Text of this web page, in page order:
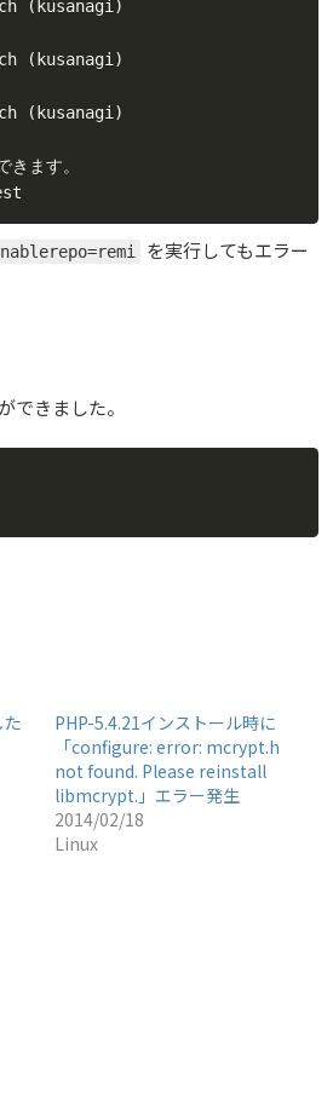
(kusanagi)
(kusanagi)
(kusanagi)
ます。
を実行してもエラー
できました。
PHP-5.4.21インストール時に
「configure: error: mcrypt.h
not found. Please reinstall
libmcrypt.」エラー発生
2014/02/18
Linux